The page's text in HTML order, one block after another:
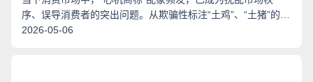
序、误导消费者的突出问题。从欺骗性标注“土鸡”、“土猪”的食
品商标，到虚假暗示产品属性的“皇氏水牛”、“120W”等争议标
2026-05-06